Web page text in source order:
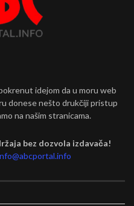
idejom da u moru web
donese nešto drukčiji pristup
na našim stranicama.
bez dozvola izdavača!